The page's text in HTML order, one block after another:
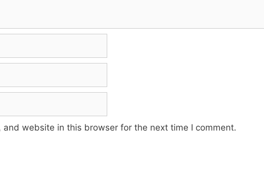
and website in this browser for the next time I comment.